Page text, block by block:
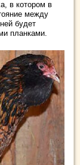
в котором в
между
будет
планками.